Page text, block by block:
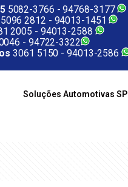
5082-3766 -94768-3177
2812 - 94013-1451
2005 - 94013-2588
- 94722-3322
3061 5150 -94013-2586
Soluções Automotivas SP